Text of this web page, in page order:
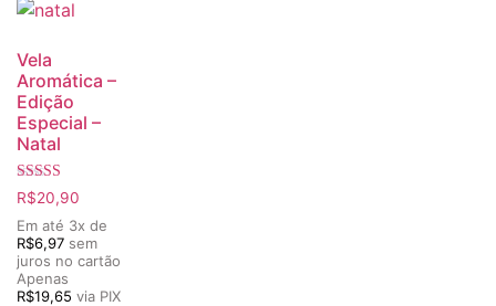
Vela
Aromática –
Edição
Especial –
Natal
Avaliação
5.00
de 5
R$20,90
Em até 3x de
R$6,97 sem
juros no cartão
Apenas
R$19,65 via PIX